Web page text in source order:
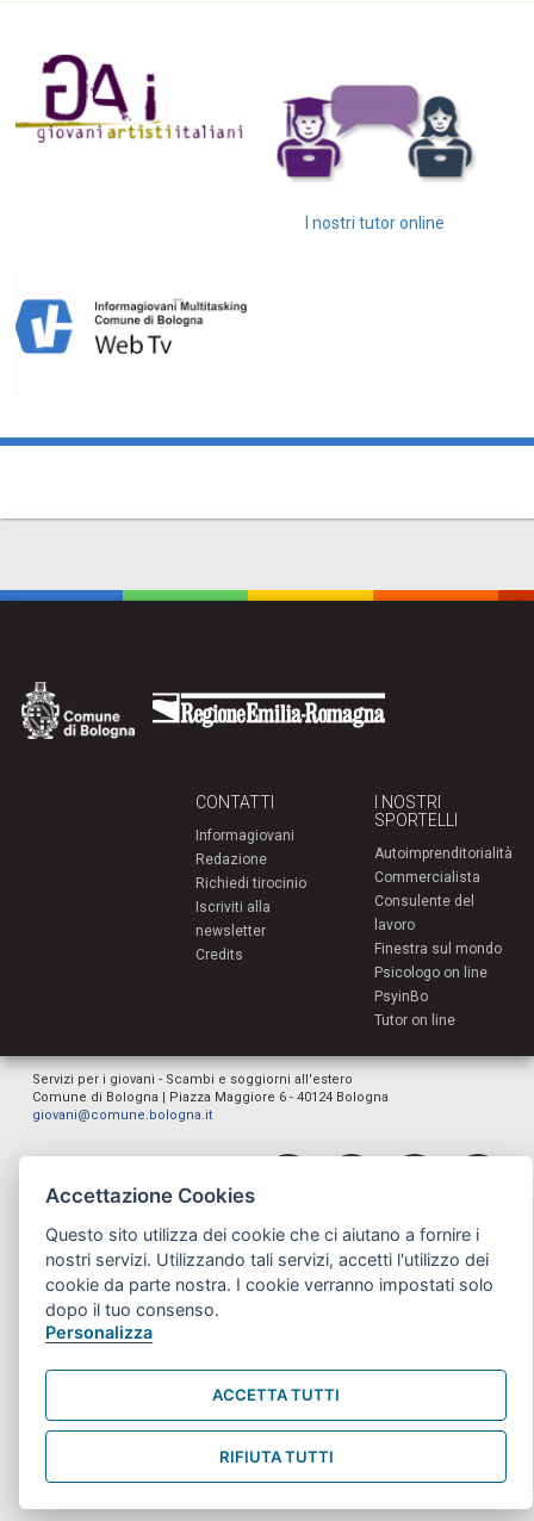
I nostri tutor online
CONTATTI
Informagiovani
Redazione
Richiedi tirocinio
Iscriviti alla
newsletter
Credits
I NOSTRI
SPORTELLI
Autoimprenditorialità
Commercialista
Consulente del
lavoro
Finestra sul mondo
Psicologo on line
PsyinBo
Tutor on line
Servizi per i giovani - Scambi e soggiorni all'estero
Comune di Bologna | Piazza Maggiore 6 - 40124 Bologna
giovani@comune.bologna.it
Accettazione Cookies
Questo sito utilizza dei cookie che ci aiutano a fornire i
nostri servizi. Utilizzando tali servizi, accetti l'utilizzo dei
cookie da parte nostra. I cookie verranno impostati solo
dopo il tuo consenso.
Personalizza
ACCETTA TUTTI
RIFIUTA TUTTI